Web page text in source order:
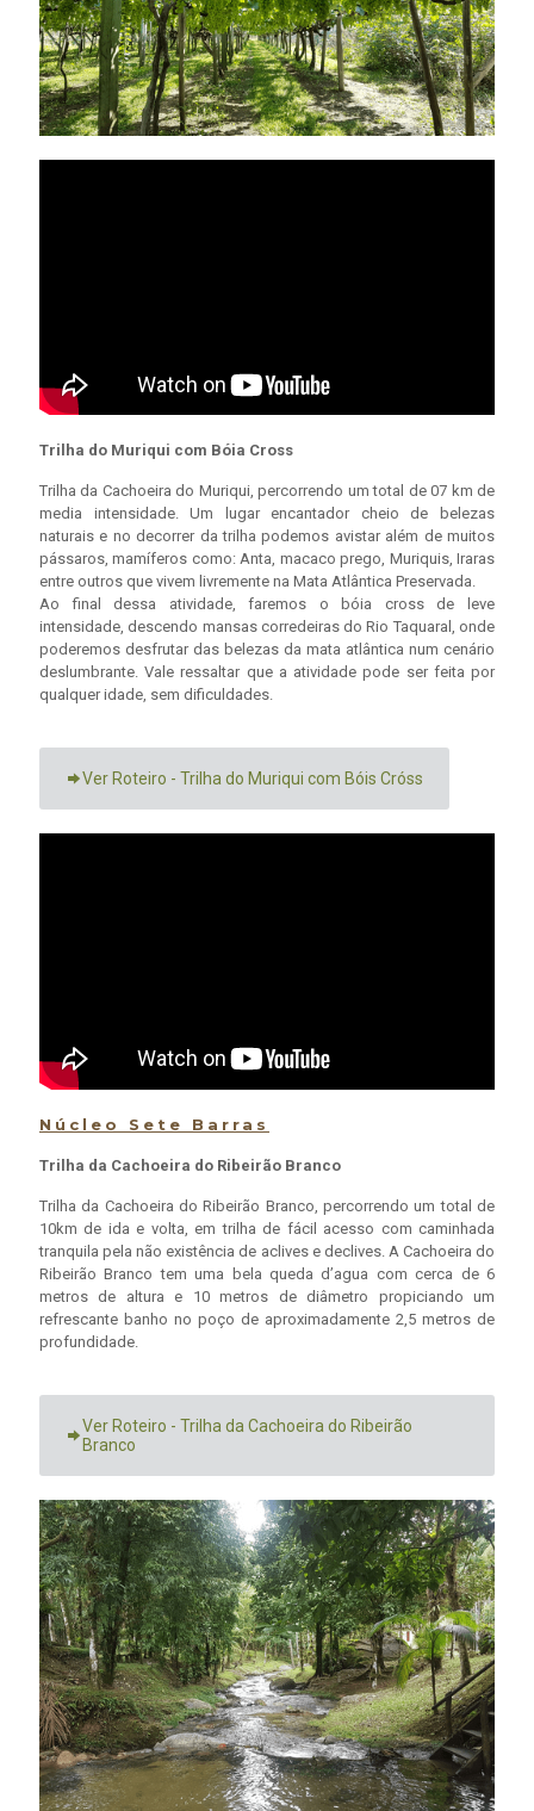
Trilha do Muriqui com Bóia Cross
Trilha da Cachoeira do Muriqui, percorrendo um total de 07 km de
media intensidade. Um lugar encantador cheio de belezas
naturais e no decorrer da trilha podemos avistar além de muitos
pássaros, mamíferos como: Anta, macaco prego, Muriquis, Iraras
entre outros que vivem livremente na Mata Atlântica Preservada.
Ao final dessa atividade, faremos o bóia cross de leve
intensidade, descendo mansas corredeiras do Rio Taquaral, onde
poderemos desfrutar das belezas da mata atlântica num cenário
deslumbrante. Vale ressaltar que a atividade pode ser feita por
qualquer idade, sem dificuldades.
Ver Roteiro - Trilha do Muriqui com Bóis Cróss
Núcleo Sete Barras
Trilha da Cachoeira do Ribeirão Branco
Trilha da Cachoeira do Ribeirão Branco, percorrendo um total de
10km de ida e volta, em trilha de fácil acesso com caminhada
tranquila pela não existência de aclives e declives. A Cachoeira do
Ribeirão Branco tem uma bela queda d’agua com cerca de 6
metros de altura e 10 metros de diâmetro propiciando um
refrescante banho no poço de aproximadamente 2,5 metros de
profundidade.
Ver Roteiro - Trilha da Cachoeira do Ribeirão
Branco